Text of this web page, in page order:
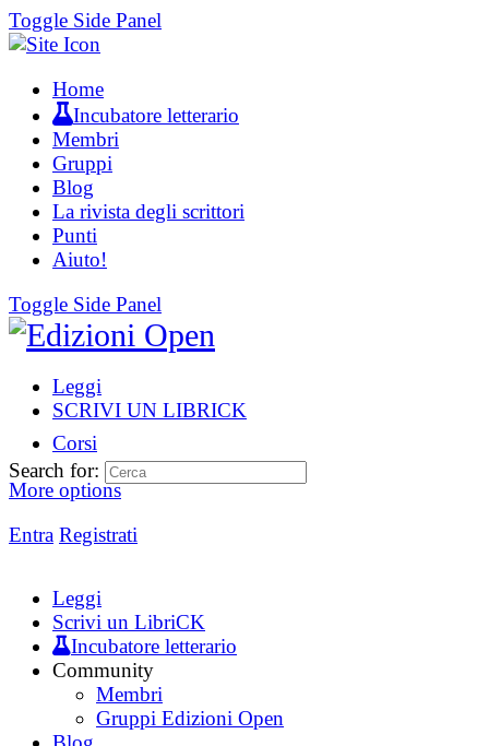
Toggle Side Panel
Home
Incubatore letterario
Membri
Gruppi
Blog
La rivista degli scrittori
Punti
Aiuto!
Toggle Side Panel
Leggi
SCRIVI UN LIBRICK
Corsi
More options
Entra Registrati
Search for:
Leggi
Scrivi un LibriCK
Incubatore letterario
Community
Membri
Gruppi Edizioni Open